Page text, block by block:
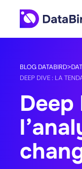
BLOG DATABIRD>
DEEP DIVE : LA